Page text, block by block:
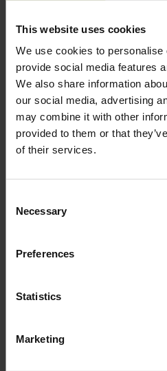
This website uses cookies
We use cookies to personalise
provide social media features
We also share information
our social media, advertising
may combine it with other
provided to them or that
of their services.
Selection
Necessary
Preferences
Statistics
Marketing
Features:
–
Spind oder jede
- Slayer’s Sign:
- Doom The Dark Ages
Magnete sind nicht nur
Statement für deine Liebe zu